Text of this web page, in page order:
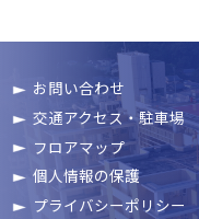
お問い合わせ
交通アクセス・駐車場
フロアマップ
個人情報の保護
プライバシーポリシー